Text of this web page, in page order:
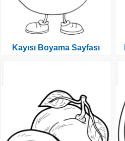
Kayısı Boyama Sayfası